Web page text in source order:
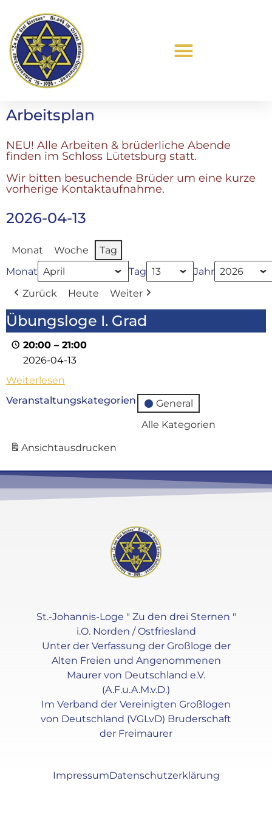
Arbeitsplan
NEU! Alle Arbeiten & brüderliche Abende
finden im Schloss Lütetsburg statt.
Wir bitten besuchende Brüder um eine kurze
vorherige Kontaktaufnahme.
2026-04-13
Monat Woche
Tag
Monat
Tag
Jahr
Zurück
Heute Weiter
Übungsloge I. Grad
20:00 – 21:00
2026-04-13
Weiterlesen
Veranstaltungskategorien
General
Alle Kategorien
Ansichtausdrucken
St.-Johannis-Loge " Zu den drei Sternen "
i.O. Norden / Ostfriesland
Unter der Verfassung der Großloge der
Alten Freien und Angenommenen
Maurer von Deutschland e.V.
(A.F.u.A.M.v.D.)
Im Verband der Vereinigten Großlogen
von Deutschland (VGLvD) Bruderschaft
der Freimaurer
ImpressumDatenschutzerklärung